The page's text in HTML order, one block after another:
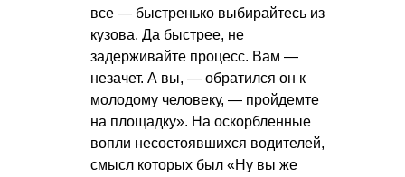
все — быстренько выбирайтесь из
кузова. Да быстрее, не
задерживайте процесс. Вам —
незачет. А вы, — обратился он к
молодому человеку, — пройдемте
на площадку». На оскорбленные
вопли несостоявшихся водителей,
смысл которых был «Ну вы же